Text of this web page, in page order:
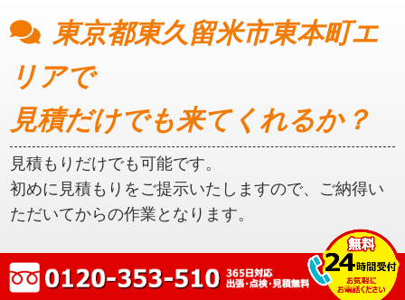
東京都東久留米市東本町エ
リアで
見積だけでも来てくれるか？
見積もりだけでも可能です。
初めに見積もりをご提示いたしますので、ご納得い
ただいてからの作業となります。
東京都東久留米市東本町エ